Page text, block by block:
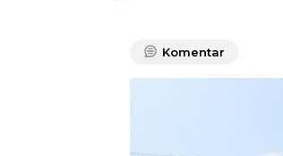
Komentar